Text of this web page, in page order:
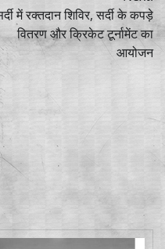
में रक्तदान शिविर, सर्दी के कपड़े
वितरण और क्रिकेट टूर्नामेंट का
आयोजन